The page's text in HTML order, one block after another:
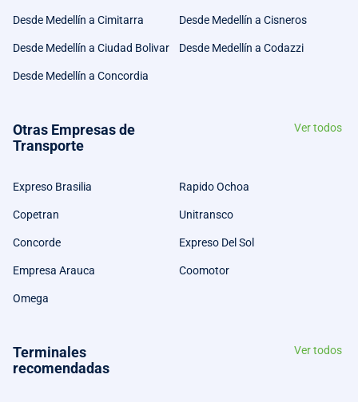
Desde Medellín a Cimitarra Desde Medellín a Cisneros
Desde Medellín a Ciudad Bolivar Desde Medellín a Codazzi
Desde Medellín a Concordia
Otras Empresas de
Transporte
Ver todos
Expreso Brasilia Rapido Ochoa
Copetran Unitransco
Concorde Expreso Del Sol
Empresa Arauca Coomotor
Omega
Terminales
recomendadas
Ver todos